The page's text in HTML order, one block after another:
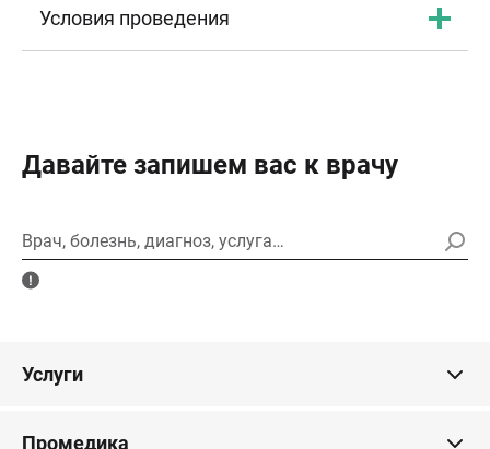
Условия проведения
Давайте запишем вас к врачу
Врач, болезнь, диагноз, услуга…
Услуги
Промедика